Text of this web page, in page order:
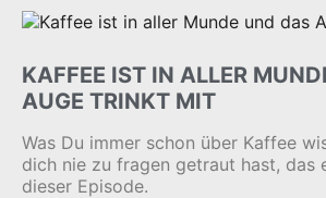
KAFFEE IST IN ALLER
AUGE TRINKT MIT
Was Du immer schon über Kaffee
dich nie zu fragen getraut hast, das
dieser Episode.